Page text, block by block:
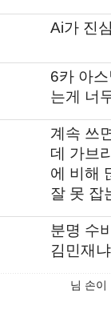
Ai가 진
6카 아
는게 너
계속 쓰
데 가브
에 비해
잘 못 잡
분명 수
김민재
님 손이